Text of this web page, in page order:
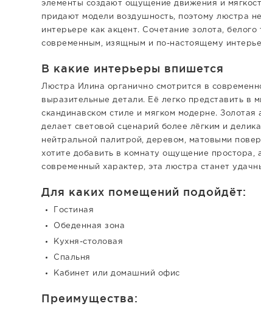
элементы создают ощущение движения и
придают модели воздушность, поэтому люстра
интерьере как акцент. Сочетание золота,
современным, изящным и по-настоящему
В какие интерьеры впишется
Люстра Илина органично смотрится в
выразительные детали. Её легко представить в
скандинавском стиле и мягком модерне.
делает световой сценарий более лёгким и
нейтральной палитрой, деревом, матовыми
хотите добавить в комнату ощущение простора,
современный характер, эта люстра станет
Для каких помещений подойдёт:
Гостиная
Обеденная зона
Кухня-столовая
Спальня
Кабинет или домашний офис
Преимущества: